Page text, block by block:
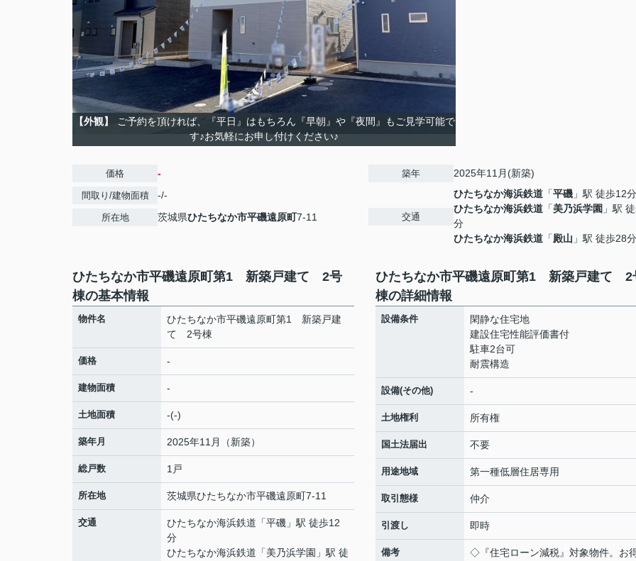
【外観】
ご予約を頂ければ、『平日』はもちろん『早朝』や『夜間』もご見学可能で
す♪お気軽にお申し付けください♪
価格 -
間取り/建物面積 -/-
所在地 茨城県ひたちなか市平磯遠原町7-11
築年 2025年11月(新築)
交通
ひたちなか海浜鉄道 「平磯 」駅 徒歩12分
ひたちなか海浜鉄道 「美乃浜学園 」駅
分
ひたちなか海浜鉄道 「殿山 」駅 徒歩28分
ひたちなか市平磯遠原町第1 新築戸建て 2号
棟の基本情報
物件名
ひたちなか市平磯遠原町第1 新築戸建
て 2号棟
価格 -
建物面積 -
土地面積 -(-)
築年月 2025年11月（新築）
総戸数 1戸
所在地 茨城県ひたちなか市平磯遠原町7-11
交通 ひたちなか海浜鉄道 「平磯 」駅 徒歩12
分
ひたちなか海浜鉄道 「美乃浜学園 」駅 徒
ひたちなか市平磯遠原町第1 新築戸建て 2
棟の詳細情報
設備条件
閑静な住宅地
建設住宅性能評価書付
駐車2台可
耐震構造
設備(その他) -
土地権利 所有権
国土法届出 不要
用途地域 第一種低層住居専用
取引態様 仲介
引渡し 即時
備考
◇『住宅ローン減税』対象物件。お